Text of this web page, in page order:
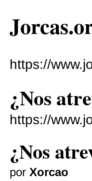
https://
¿Nos
https://
¿Nos
por Xorcao